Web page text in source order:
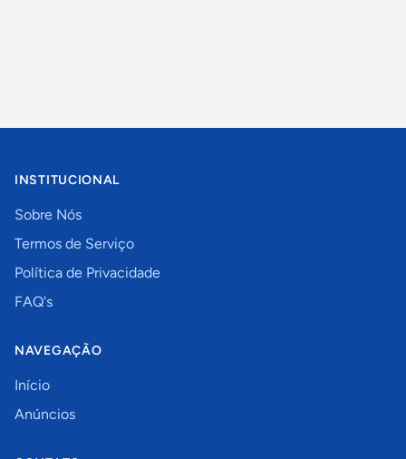
INSTITUCIONAL
Sobre Nós
Termos de Serviço
Política de Privacidade
FAQ's
NAVEGAÇÃO
Início
Anúncios